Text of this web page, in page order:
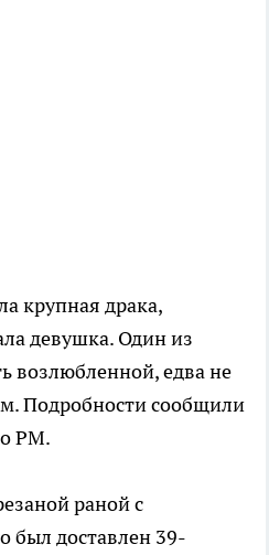
крупная драка,
девушка. Один из
возлюбленной, едва не
Подробности сообщили
РМ.
раной с
был доставлен 39-